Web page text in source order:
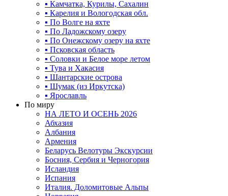
▪ Камчатка, Курилы, Сахалин
▪ Карелия и Вологодская обл.
▪ По Волге на яхте
▪ По Ладожскому озеру
▪ По Онежскому озеру на яхте
▪ Псковская область
▪ Соловки и Белое море летом
▪ Тува и Хакасия
▪ Шантарские острова
▪ Шумак (из Иркутска)
▪ Ярославль
По миру
НА ЛЕТО И ОСЕНЬ 2026
Абхазия
Албания
Армения
Беларусь Велотуры Экскурсии
Босния, Сербия и Черногория
Исландия
Испания
Италия. Доломитовые Альпы